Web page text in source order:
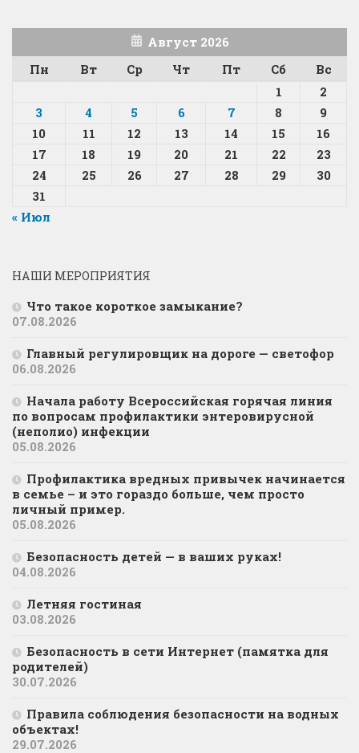
Август 2026
Пн
Вт Ср Чт Пт Сб
Вс
1
2
3
4 5 6 7 8
9
10
11 12 13 14 15
16
17
18 19 20 21 22
23
24
25 26 27 28 29
30
31
« Июл
НАШИ МЕРОПРИЯТИЯ
Что такое короткое замыкание?
07.08.2026
Главный регулировщик на дороге — светофор
06.08.2026
Начала работу Всероссийская горячая линия
по вопросам профилактики энтеровирусной
(неполио) инфекции
05.08.2026
Профилактика вредных привычек начинается
в семье – и это гораздо больше, чем просто
личный пример.
05.08.2026
Безопасность детей — в ваших руках!
04.08.2026
Летняя гостиная
03.08.2026
Безопасность в сети Интернет (памятка для
родителей)
30.07.2026
Правила соблюдения безопасности на водных
объектах!
29.07.2026